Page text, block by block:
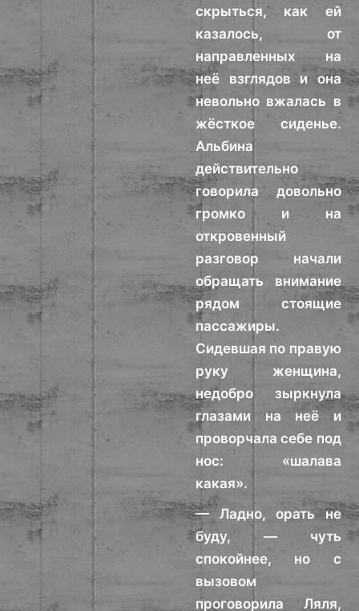
скрыться, как ей
казалось, от
направленных на
неё взглядов и она
невольно вжалась в
жёсткое сиденье.
Альбина
действительно
говорила довольно
громко и на
откровенный
разговор начали
обращать внимание
рядом стоящие
пассажиры.
Сидевшая по правую
руку женщина,
недобро зыркнула
глазами на неё и
проворчала себе под
нос: «шалава
какая».
— Ладно, орать не
буду, — чуть
спокойнее, но с
вызовом
проговорила Ляля,